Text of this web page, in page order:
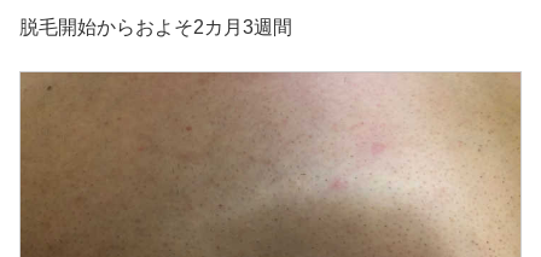
脱毛開始からおよそ2カ月3週間